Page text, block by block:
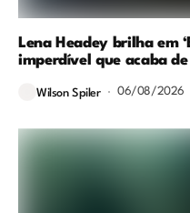
Lena Headey brilha em
imperdível que acaba
Wilson Spiler 06/08/2026